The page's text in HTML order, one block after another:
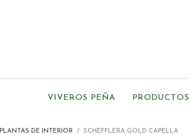
VIVEROS PEÑA PRODUCTOS
PLANTAS DE INTERIOR SCHEFFLERA GOLD CAPELLA